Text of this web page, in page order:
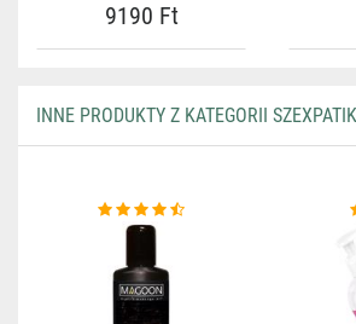
9190 Ft
INNE PRODUKTY Z KATEGORII SZEXPATIK